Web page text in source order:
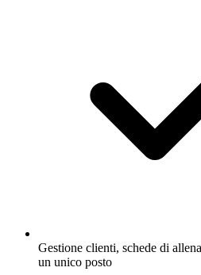
Gestione clienti, schede di
un unico posto